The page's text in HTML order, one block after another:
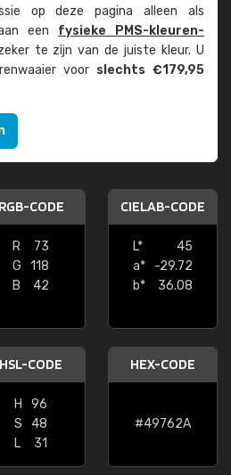
op deze pagina alleen als
een fysieke PMS-kleuren­
te zijn van de juiste kleur. U
voor slechts €179,95
RGB-CODE
R
73
G
118
B
42
CIELAB-CODE
L*
45
a*
-29.72
b*
36.08
HSL-CODE
H
96
S
48
L
31
HEX-CODE
#49762A